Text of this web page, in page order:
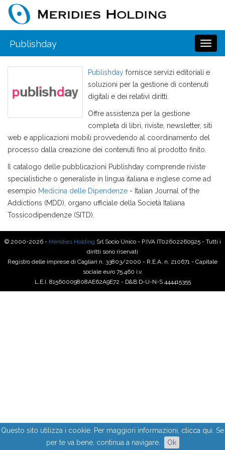
Questo sito utilizza i cookie. Per maggiori informazioni, clicca qui . Se
per te va bene, continua a navigare.
Ok
Publishday
Publishday fornisce servizi editoriali e
soluzioni per la gestione di contenuti
digitali e dei relativi diritti.
Offre assistenza per la gestione
completa di libri, riviste, newsletter, siti
web e applicazioni mobili provvedendo al coordinamento del
processo dalla creazione dei contenuti fino al prodotto finito.
Il catalogo delle pubblicazioni Publishday comprende riviste
specialistiche o generaliste in lingua italiana e inglese come ad
esempio Medicina delle Dipendenze - Italian Journal of the
Addictions (MDD), organo ufficiale della Società Italiana
Tossicodipendenze (SITD).
© 2000-2026 - Meridies Holding Srl Socio Unico - P.IVA IT02602260925 - Tutti i
diritti sono riservati
Registro delle imprese di Cagliari n. 33803/2000 - R.E.A. n. 210671 - Capitale
sociale euro 75.460 i.v.
L.E.I. 81560009808AE62A9E72 - D&B D-U-N-S 444415355